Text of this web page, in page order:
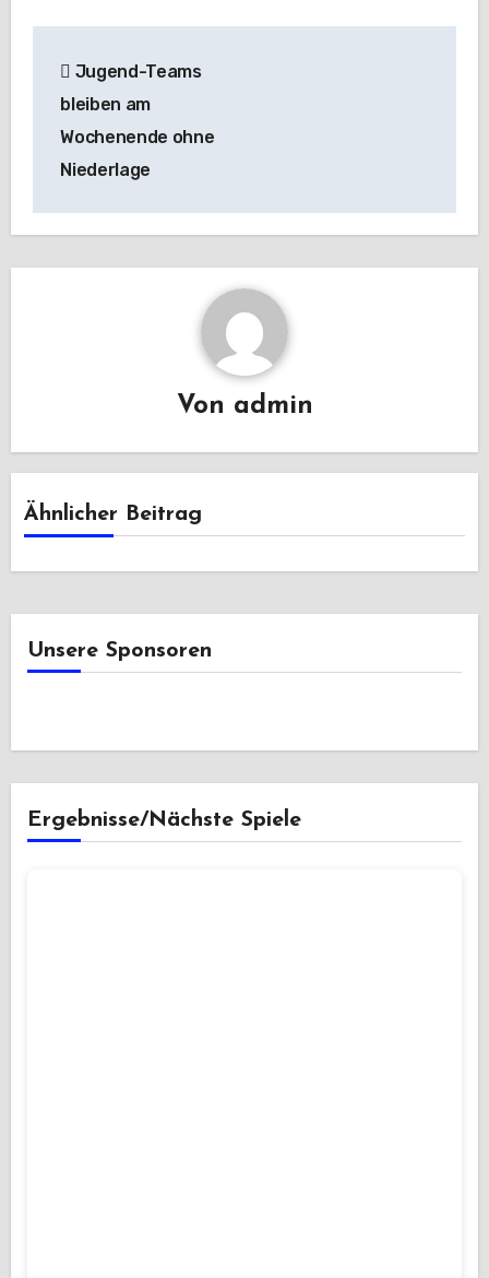
Jugend-Teams
bleiben am
Wochenende ohne
Niederlage
Von admin
Ähnlicher Beitrag
Unsere Sponsoren
Ergebnisse/Nächste Spiele